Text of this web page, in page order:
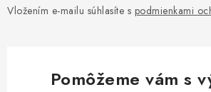
Vložením e-mailu súhlasíte s podmienkami
Pomôžeme vám s